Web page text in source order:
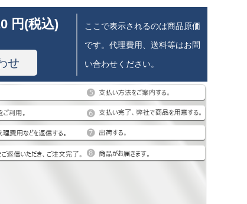
円(税込)
せ
ここで表示されるのは商品原価
です。代理費用、送料等はお問
い合わせください。